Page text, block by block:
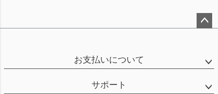
お支払いについて
サポート